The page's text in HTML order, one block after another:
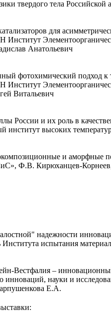
твердого тела
для
Анатольевич
фотохимический подход к
Витальевич
России и их роль в
институт высоких
и аморфные
Ф.В. Кирюханцев-
надежности
Института испытания
Вестфалия –
инноваций, науки и
Е.А.